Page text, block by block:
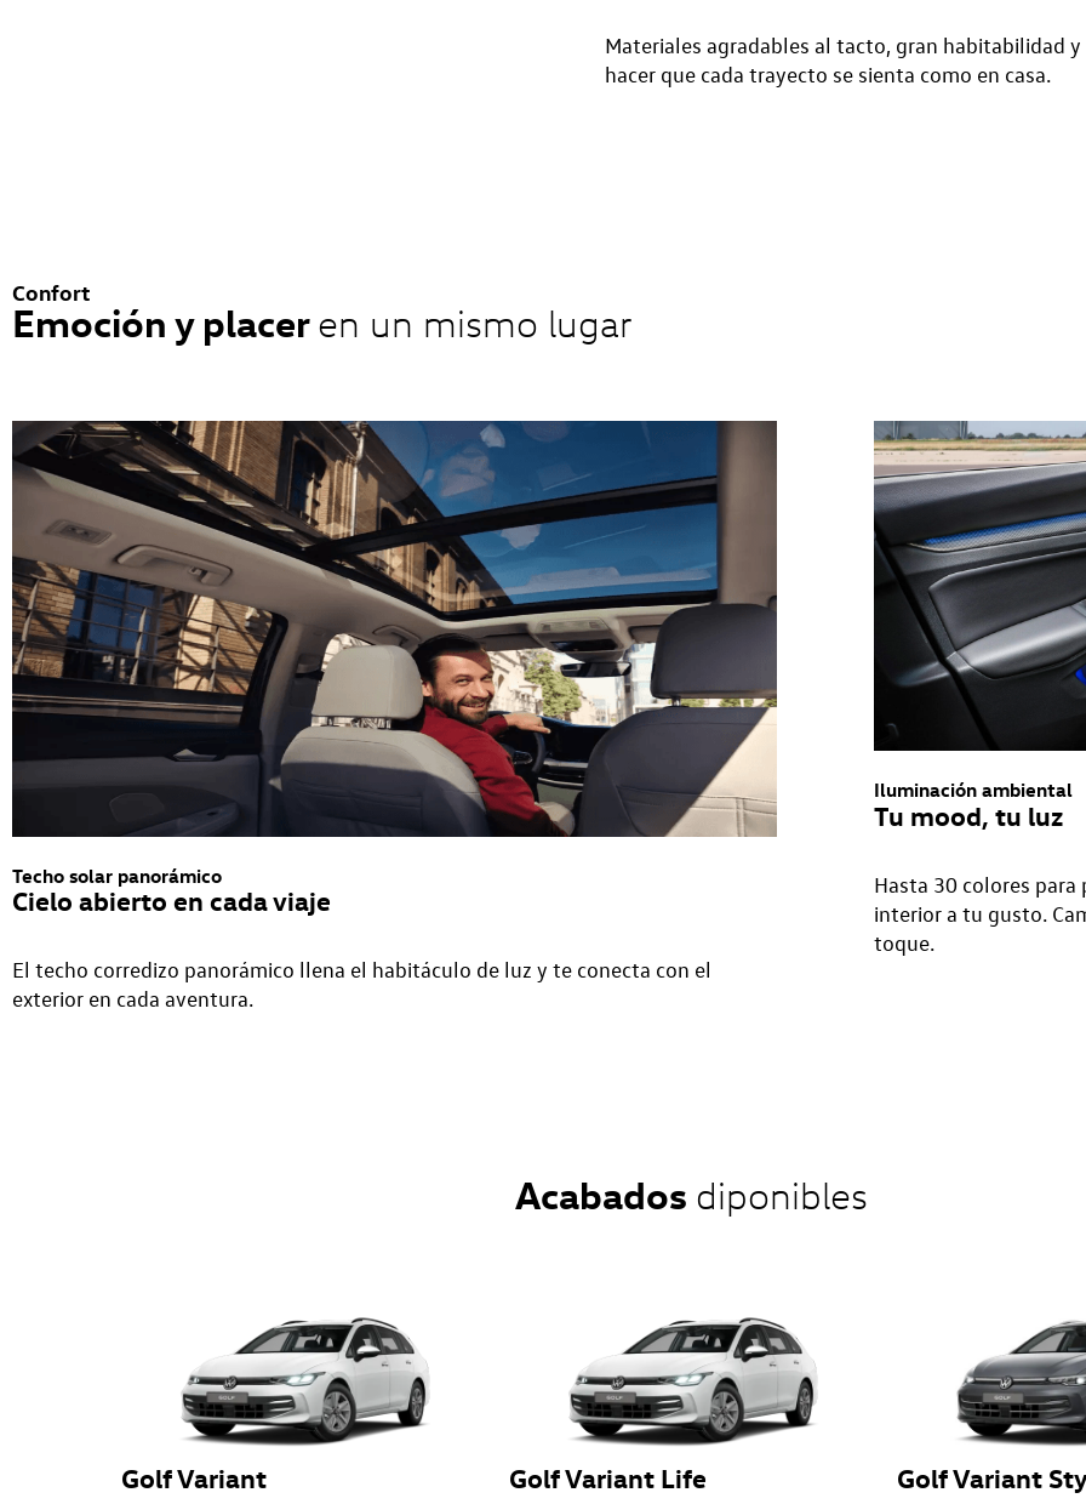
Materiales agradables al tacto, gran habitabilidad
hacer que cada trayecto se sienta como en casa.
Confort
Emoción y placeren un mismo lugar
Techo solar panorámico
Cielo abierto en cada viaje
El techo corredizo panorámico llena el habitáculo de luz y te conecta con el
exterior en cada aventura.
Iluminación ambiental
Tu mood, tu luz
Hasta 30 colores
interior a tu gusto.
toque.
Acabados diponibles
Golf Variant Golf Variant Life Golf Variant